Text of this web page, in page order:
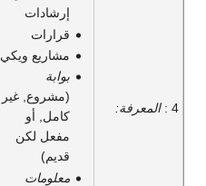
4 : المعرفة:
إرشادات
قرارات
مشاريع ويكي
بوابة
(مشروع, غير
كامل, أو
مفعل لكن
قديم)
معلومات